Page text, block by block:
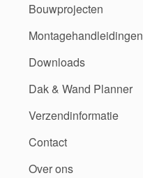
Bouwprojecten
Montagehandleidingen
Downloads
Dak & Wand Planner
Verzendinformatie
Contact
Over ons